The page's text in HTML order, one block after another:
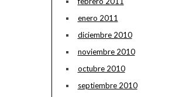
enero 2011
diciembre 2010
noviembre 2010
octubre 2010
septiembre 2010